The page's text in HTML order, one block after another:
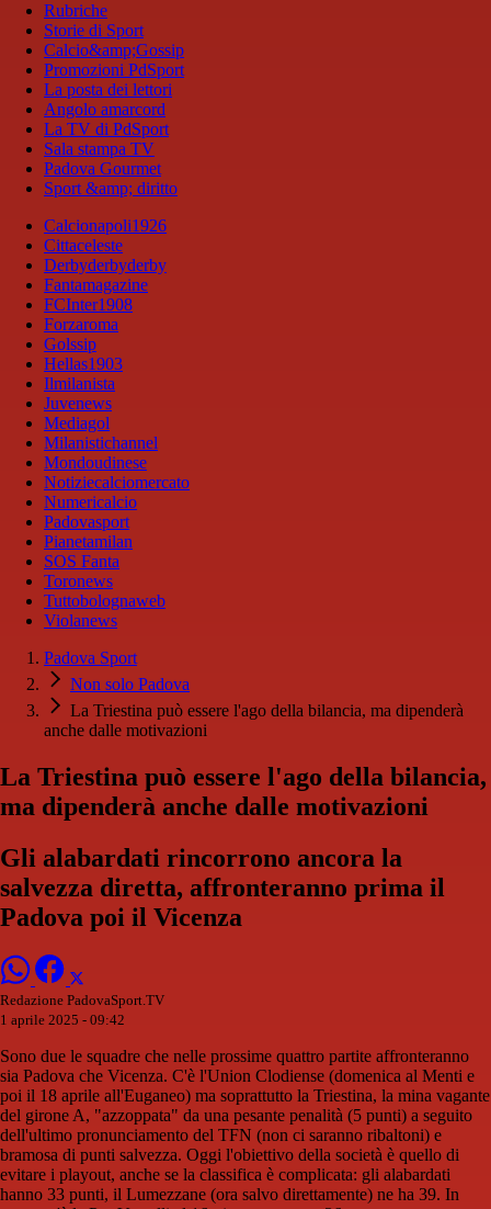
Rubriche
Storie di Sport
Calcio&amp;Gossip
Promozioni PdSport
La posta dei lettori
Angolo amarcord
La TV di PdSport
Sala stampa TV
Padova Gourmet
Sport &amp; diritto
Calcionapoli1926
Cittaceleste
Derbyderbyderby
Fantamagazine
FCInter1908
Forzaroma
Golssip
Hellas1903
Ilmilanista
Juvenews
Mediagol
Milanistichannel
Mondoudinese
Notiziecalciomercato
Numericalcio
Padovasport
Pianetamilan
SOS Fanta
Toronews
Tuttobolognaweb
Violanews
Padova Sport
Non solo Padova
La Triestina può essere l'ago della bilancia, ma dipenderà
anche dalle motivazioni
La Triestina può essere l'ago della bilancia,
ma dipenderà anche dalle motivazioni
Gli alabardati rincorrono ancora la
salvezza diretta, affronteranno prima il
Padova poi il Vicenza
Redazione PadovaSport.TV
1 aprile 2025 - 09:42
Sono due le squadre che nelle prossime quattro partite affronteranno
sia Padova che Vicenza. C'è l'Union Clodiense (domenica al Menti e
poi il 18 aprile all'Euganeo) ma soprattutto la Triestina, la mina vagante
del girone A, "azzoppata" da una pesante penalità (5 punti) a seguito
dell'ultimo pronunciamento del TFN (non ci saranno ribaltoni) e
bramosa di punti salvezza. Oggi l'obiettivo della società è quello di
evitare i playout, anche se la classifica è complicata: gli alabardati
hanno 33 punti, il Lumezzane (ora salvo direttamente) ne ha 39. In